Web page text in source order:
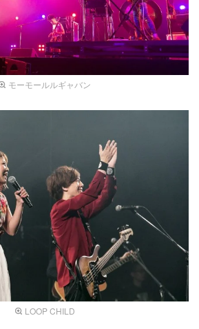
モーモールルギャバン
LOOP CHILD